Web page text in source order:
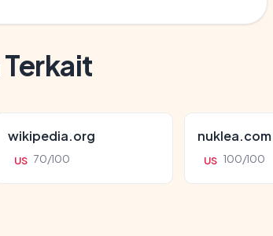
wikipedia.org
US 70/100
nuklea.com
US 100/100